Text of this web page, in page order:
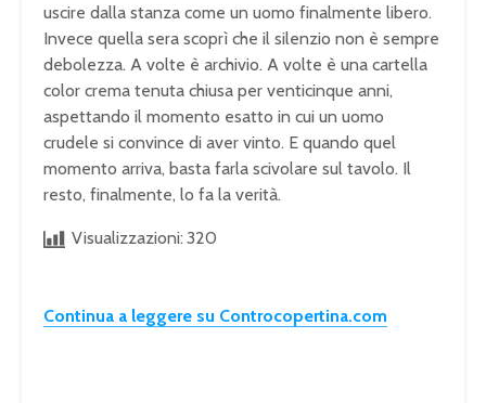
uscire dalla stanza come un uomo finalmente libero.
Invece quella sera scoprì che il silenzio non è sempre
debolezza. A volte è archivio. A volte è una cartella
color crema tenuta chiusa per venticinque anni,
aspettando il momento esatto in cui un uomo
crudele si convince di aver vinto. E quando quel
momento arriva, basta farla scivolare sul tavolo. Il
resto, finalmente, lo fa la verità.
Visualizzazioni: 320
Continua a leggere su Controcopertina.com